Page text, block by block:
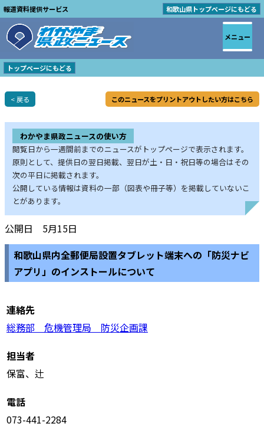
報道資料提供サービス 和歌山県トップページにもどる
トップページにもどる
< 戻る このニュースをプリントアウトしたい方はこちら
わかやま県政ニュースの使い方
閲覧日から一週間前までのニュースがトップページで表示されます。
原則として、提供日の翌日掲載、翌日が土・日・祝日等の場合はその
次の平日に掲載されます。
公開している情報は資料の一部（図表や冊子等）を掲載していないこ
とがあります。
公開日 5月15日
和歌山県内全郵便局設置タブレット端末への「防災ナビ
アプリ」のインストールについて
連絡先
総務部 危機管理局 防災企画課
担当者
保富、辻
電話
073-441-2284
メニュー